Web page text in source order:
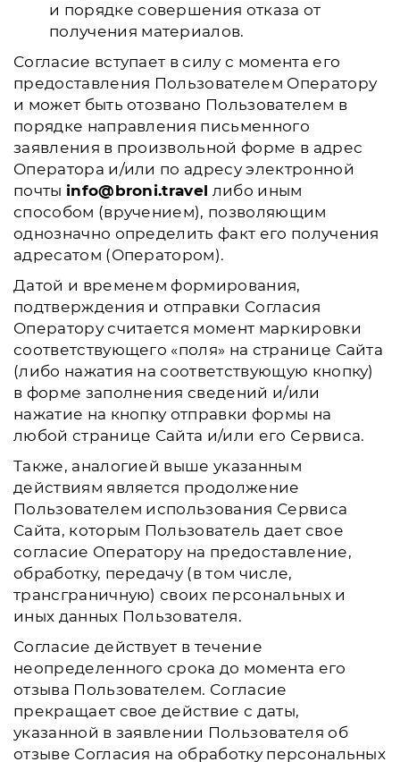
и порядке совершения отказа от
получения материалов.
Согласие вступает в силу с момента его
предоставления Пользователем Оператору
и может быть отозвано Пользователем в
порядке направления письменного
заявления в произвольной форме в адрес
Оператора и/или по адресу электронной
почты info@broni.travel либо иным
способом (вручением), позволяющим
однозначно определить факт его получения
адресатом (Оператором).
Датой и временем формирования,
подтверждения и отправки Согласия
Оператору считается момент маркировки
соответствующего «поля» на странице Сайта
(либо нажатия на соответствующую кнопку)
в форме заполнения сведений и/или
нажатие на кнопку отправки формы на
любой странице Сайта и/или его Сервиса.
Также, аналогией выше указанным
действиям является продолжение
Пользователем использования Сервиса
Сайта, которым Пользователь дает свое
согласие Оператору на предоставление,
обработку, передачу (в том числе,
трансграничную) своих персональных и
иных данных Пользователя.
Согласие действует в течение
неопределенного срока до момента его
отзыва Пользователем. Согласие
прекращает свое действие с даты,
указанной в заявлении Пользователя об
отзыве Согласия на обработку персональных